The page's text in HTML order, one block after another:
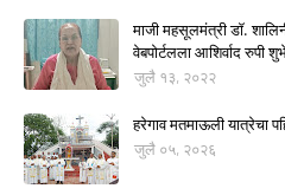
माजी महसूलमंत्री डॉ.
वेबपोर्टलला आशिर्वाद रुपी
जुलै १३, २०२२
हरेगाव मतमाऊली यात्रेचा
जुलै ०५, २०२६